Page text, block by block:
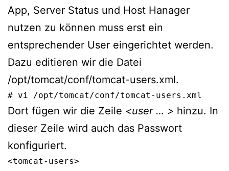
App, Server Status und Host Hanager
nutzen zu können muss erst ein
entsprechender User eingerichtet werden.
Dazu editieren wir die Datei
/opt/tomcat/conf/tomcat-users.xml.
# vi /opt/tomcat/conf/tomcat-users.xml
Dort fügen wir die Zeile <user … > hinzu. In
dieser Zeile wird auch das Passwort
konfiguriert.
<tomcat-users>